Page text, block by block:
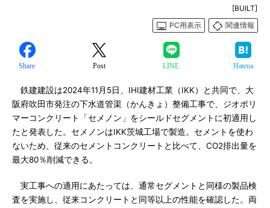
[BUILT]
PC用表示
関連情報
Share Post LINE Hatena
鉄建建設は2024年11月5日、IHI建材工業（IKK）と共同で、大
阪府吹田市発注の下水道管渠（かんきょ）整備工事で、ジオポリ
マーコンクリート「セメノン」をシールドセグメントに初適用し
たと発表した。セメノンはIKK茨城工場で製造。セメントを使わ
ないため、従来のセメントコンクリートと比べて、CO2排出量を
最大80％削減できる。
実工事への適用にあたっては、通常セグメントと同様の製品検
査を実施し、従来コンクリートと同等以上の性能を確認した。両